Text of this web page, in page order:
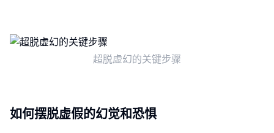
超脱虚幻的关键步骤
如何摆脱虚假的幻觉和恐惧